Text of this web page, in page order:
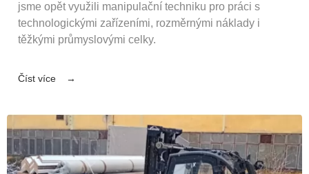
jsme opět využili manipulační techniku pro práci s
technologickými zařízeními, rozměrnými náklady i
těžkými průmyslovými celky.
Číst více